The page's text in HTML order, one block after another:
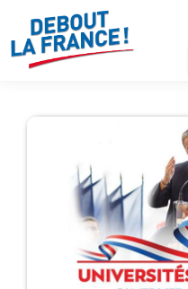
Panneau de gestion des